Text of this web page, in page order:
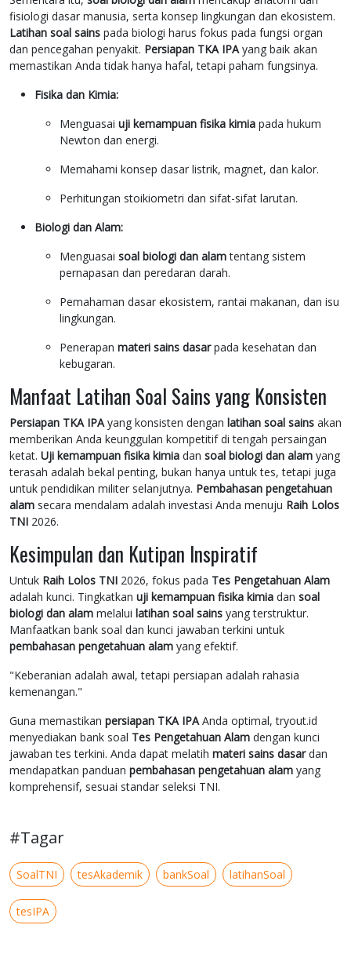
fisiologi dasar manusia, serta konsep lingkungan dan ekosistem.
Latihan soal sains pada biologi harus fokus pada fungsi organ
dan pencegahan penyakit. Persiapan TKA IPAyang baik akan
memastikan Anda tidak hanya hafal, tetapi paham fungsinya.
Fisika dan Kimia:
Menguasai uji kemampuan fisika kimia pada hukum
Newton dan energi.
Memahami konsep dasar listrik, magnet, dan kalor.
Perhitungan stoikiometri dan sifat-sifat larutan.
Biologi dan Alam:
Menguasai soal biologi dan alamtentang sistem
pernapasan dan peredaran darah.
Pemahaman dasar ekosistem, rantai makanan, dan isu
lingkungan.
Penerapan materi sains dasarpada kesehatan dan
kebugaran.
Manfaat Latihan Soal Sains yang Konsisten
Persiapan TKA IPAyang konsisten dengan latihan soal sains akan
memberikan Anda keunggulan kompetitif di tengah persaingan
ketat. Uji kemampuan fisika kimia dan soal biologi dan alam yang
terasah adalah bekal penting, bukan hanya untuk tes, tetapi juga
untuk pendidikan militer selanjutnya. Pembahasan pengetahuan
alam secara mendalam adalah investasi Anda menuju Raih Lolos
TNI 2026.
Kesimpulan dan Kutipan Inspiratif
Untuk Raih Lolos TNI 2026, fokus pada Tes Pengetahuan Alam
adalah kunci. Tingkatkan uji kemampuan fisika kimia dan soal
biologi dan alam melalui latihan soal sains yang terstruktur.
Manfaatkan bank soal dan kunci jawaban terkini untuk
pembahasan pengetahuan alam yang efektif.
"Keberanian adalah awal, tetapi persiapan adalah rahasia
kemenangan."
Guna memastikan persiapan TKA IPAAnda optimal, tryout.id
menyediakan bank soal Tes Pengetahuan Alam dengan kunci
jawaban tes terkini. Anda dapat melatih materi sains dasardan
mendapatkan panduan pembahasan pengetahuan alam yang
komprehensif, sesuai standar seleksi TNI.
#Tagar
SoalTNI tesAkademik bankSoal latihanSoal
tesIPA